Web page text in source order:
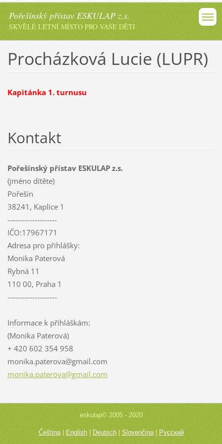
Pořešínský přístav ESKULAP z.s.
SKVĚLÉ LETNÍ MÍSTO PRO VAŠE DĚTI
Procházková Lucie (LUPR)
Kapitánka 1. turnusu
Kontakt
Pořešínský přístav ESKULAP z.s.
(jméno dítěte)
Pořešín
38241, Kaplice 1
--------------------
IČO:17967171
Adresa pro přihlášky:
Monika Paterová
Rybná 11
110 00, Praha 1
--------------------
Informace k přihláškám:
(Monika Paterová)
+ 420 602 354 958
monika.paterova@gmail.com
monika.paterova@gmail.com
eskulap© 2005 - 2020
Čeština|English|Deutsch|Slovenčina|Русский